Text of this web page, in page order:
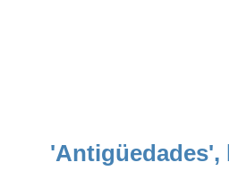
'Antigüedades',